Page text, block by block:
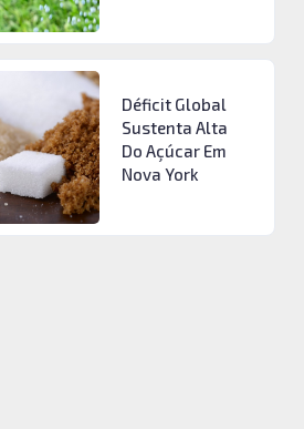
Déficit Global
Sustenta Alta
Do Açúcar Em
Nova York